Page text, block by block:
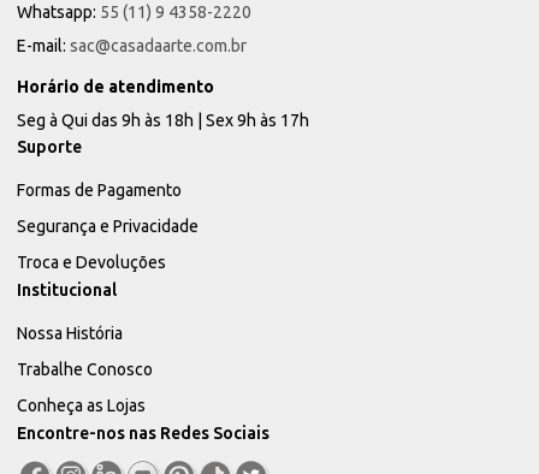
Whatsapp: 55 (11) 9 4358-2220
E-mail: sac@casadaarte.com.br
Horário de atendimento
Seg à Qui das 9h às 18h | Sex 9h às 17h
Suporte
Formas de Pagamento
Segurança e Privacidade
Troca e Devoluções
Institucional
Nossa História
Trabalhe Conosco
Conheça as Lojas
Encontre-nos nas Redes Sociais